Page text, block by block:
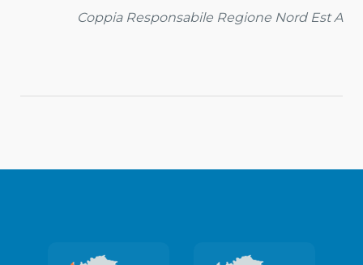
Coppia Responsabile Regione Nord Est A